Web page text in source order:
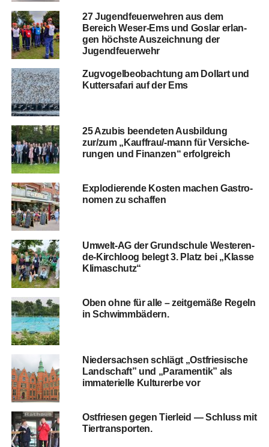
27 Jugend­feu­er­weh­ren aus dem
Bereich Weser-Ems und Gos­lar erlan­
gen höchs­te Aus­zeich­nung der
Jugendfeuerwehr
Zug­vo­gel­be­ob­ach­tung am Dol­lart und
Kut­ter­sa­fa­ri auf der Ems
25 Azu­bis been­de­ten Aus­bil­dung
zur/zum „Kauf­frau/-mann für Ver­si­che­
run­gen und Finan­zen“ erfolgreich
Explo­die­ren­de Kos­ten machen Gas­tro­
no­men zu schaffen
Umwelt-AG der Grund­schu­le Wes­ter­en­
de-Kirch­loog belegt 3. Platz bei „Klas­se
Klimaschutz“
Oben ohne für alle – zeit­ge­mä­ße Regeln
in Schwimmbädern.
Nie­der­sach­sen schlägt „Ost­frie­si­sche
Land­schaft” und „Para­men­tik” als
imma­te­ri­el­le Kul­tur­er­be vor
Ost­frie­sen gegen Tier­leid — Schluss mit
Tiertransporten.